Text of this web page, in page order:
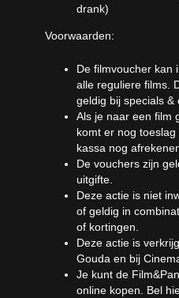
drank)
Voorwaarden:
De filmvoucher kan
alle reguliere films.
geldig bij specials &
Als je naar een film
komt er nog
kassa nog
De vouchers zijn
uitgifte.
Deze actie is niet
of geldig in
of kortingen.
Deze actie is
Gouda en bij
Je kunt de
online kopen. Bel